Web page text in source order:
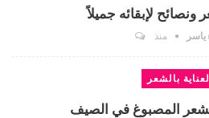
ونصائح لإبقائه جميلاً
منذ
بالشعر
المصبوغ في الصيف